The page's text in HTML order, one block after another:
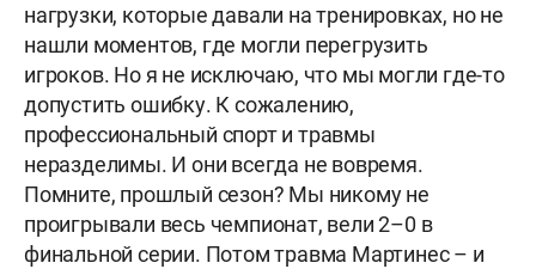
нагрузки, которые давали на тренировках, но не
нашли моментов, где могли перегрузить
игроков. Но я не исключаю, что мы могли где-то
допустить ошибку. К сожалению,
профессиональный спорт и травмы
неразделимы. И они всегда не вовремя.
Помните, прошлый сезон? Мы никому не
проигрывали весь чемпионат, вели 2–0 в
финальной серии. Потом травма Мартинес – и